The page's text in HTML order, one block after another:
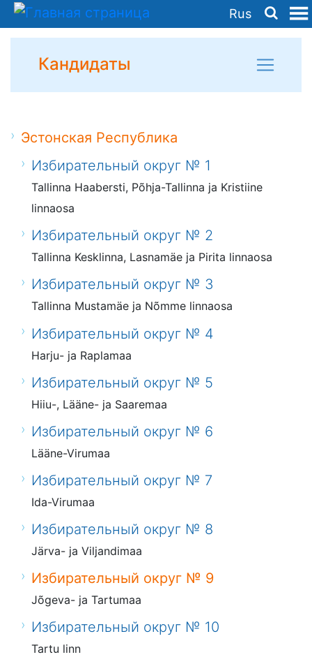
Rus
Кандидаты
Эстонская Республика
Избирательный округ № 1
Tallinna Haabersti, Põhja-Tallinna ja Kristiine
linnaosa
Избирательный округ № 2
Tallinna Kesklinna, Lasnamäe ja Pirita linnaosa
Избирательный округ № 3
Tallinna Mustamäe ja Nõmme linnaosa
Избирательный округ № 4
Harju- ja Raplamaa
Избирательный округ № 5
Hiiu-, Lääne- ja Saaremaa
Избирательный округ № 6
Lääne-Virumaa
Избирательный округ № 7
Ida-Virumaa
Избирательный округ № 8
Järva- ja Viljandimaa
Избирательный округ № 9
Jõgeva- ja Tartumaa
Избирательный округ № 10
Tartu linn